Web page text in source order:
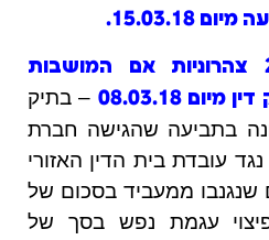
סע"ש 24235-03-15 צהרוניות אם המושבות
08.03.18
– בתיק
בתביעה שהגישה חברת
עובדת בית הדין האזורי
ממעביד בסכום של
בפיצוי עגמת נפש בסך של